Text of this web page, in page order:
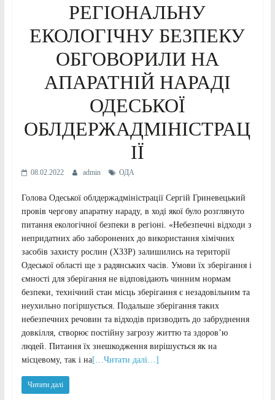
РЕГІОНАЛЬНУ
ЕКОЛОГІЧНУ БЕЗПЕКУ
ОБГОВОРИЛИ НА
АПАРАТНІЙ НАРАДІ
ОДЕСЬКОЇ
ОБЛДЕРЖАДМІНІСТРАЦ
ІЇ
08.02.2022 admin ОДА
Голова Одеської облдержадміністрації Сергій Гриневецький
провів чергову апаратну нараду, в ході якої було розглянуто
питання екологічної безпеки в регіоні. «Небезпечні відходи з
непридатних або заборонених до використання хімічних
засобів захисту рослин (ХЗЗР) залишились на території
Одеської області ще з радянських часів. Умови їх зберігання і
ємності для зберігання не відповідають чинним нормам
безпеки, технічний стан місць зберігання є незадовільним та
неухильно погіршується. Подальше зберігання таких
небезпечних речовин та відходів призводить до забруднення
довкілля, створює постійну загрозу життю та здоров’ю
людей. Питання їх знешкодження вирішується як на
місцевому, так і на[…Читати далі…]
Читати далі